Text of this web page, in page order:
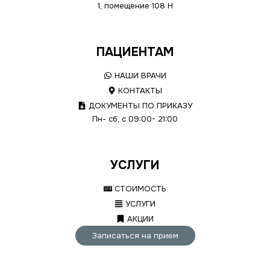
1, помещение 108 Н
ПАЦИЕНТАМ
НАШИ ВРАЧИ
КОНТАКТЫ
ДОКУМЕНТЫ ПО ПРИКАЗУ
Пн- сб, с 09:00- 21:00
УСЛУГИ
СТОИМОСТЬ
УСЛУГИ
АКЦИИ
Записаться на прием